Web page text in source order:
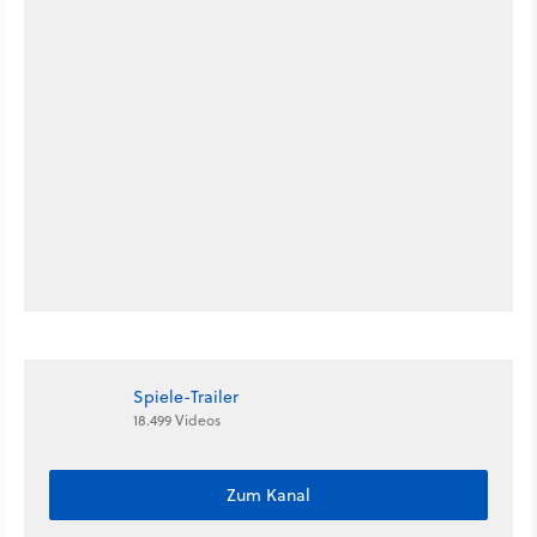
Spiele-Trailer
18.499 Videos
Zum Kanal